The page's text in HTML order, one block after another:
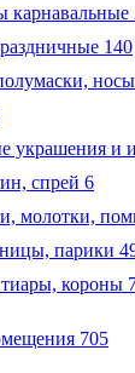
карнавальные
140
носы
украшения и
спрей 6
молотки,
парики
короны
705